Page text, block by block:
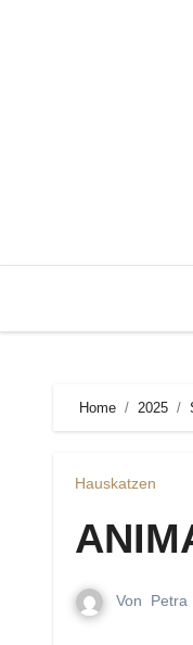
Home 2025
Hauskatzen
Von Petra